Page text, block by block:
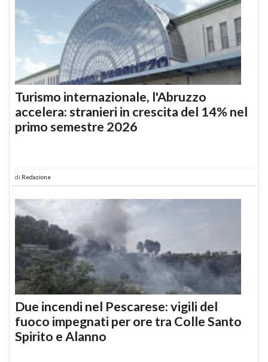
Turismo internazionale, l'Abruzzo
accelera: stranieri in crescita del 14% nel
primo semestre 2026
di Redazione
Due incendi nel Pescarese: vigili del
fuoco impegnati per ore tra Colle Santo
Spirito e Alanno